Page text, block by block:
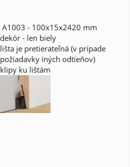
A1003 - 100x15x2420 mm
dekór - len biely
lišta je pretierateľná (v prípade
požiadavky iných odtieňov)
klipy ku lištám